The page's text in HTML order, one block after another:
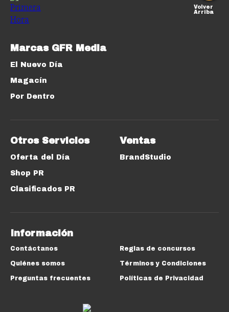
Volver
Arriba
Marcas GFR Media
El Nuevo Día
Magacín
Por Dentro
Otros Servicios
Oferta del Día
Shop PR
Clasificados PR
Ventas
BrandStudio
Información
Contáctanos
Quiénes somos
Preguntas frecuentes
Reglas de concursos
Términos y Condiciones
Políticas de Privacidad